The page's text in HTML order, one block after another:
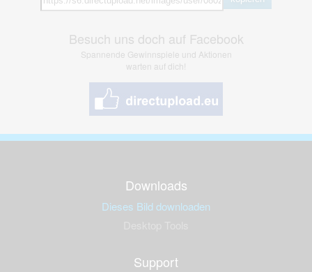
Besuch uns doch auf Facebook
Spannende Gewinnspiele und Aktionen
warten auf dich!
Downloads
Dieses Bild downloaden
Support